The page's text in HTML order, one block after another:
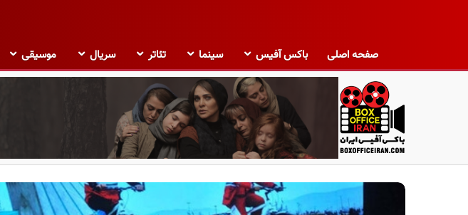
صفحه اصلی باکس آفیس سینما تئاتر سریال موسیقی
ب
ک